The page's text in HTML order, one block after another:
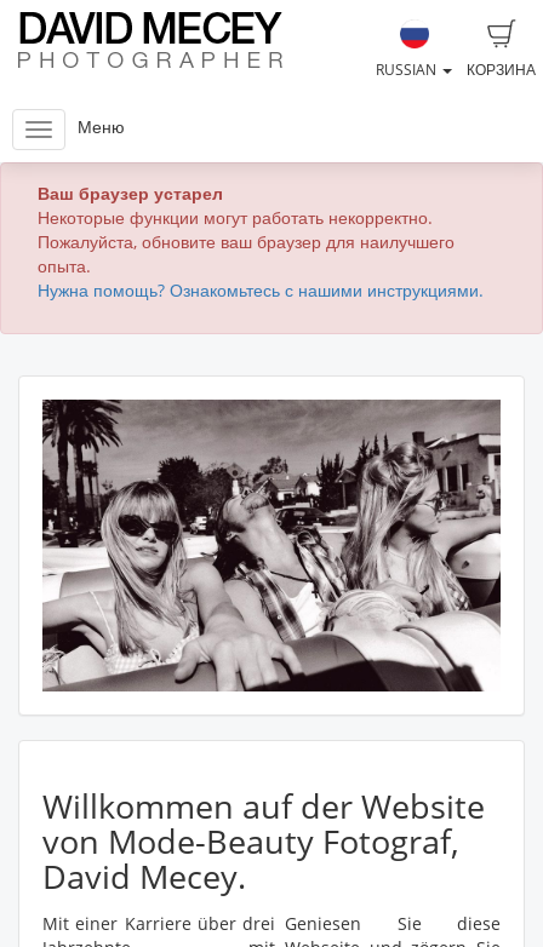
КОРЗИНА
RUSSIAN
Меню
Ваш браузер устарел
Некоторые функции могут работать некорректно.
Пожалуйста, обновите ваш браузер для наилучшего
опыта.
Нужна помощь? Ознакомьтесь с нашими инструкциями.
Willkommen auf der Website
von Mode-Beauty Fotograf,
David Mecey.
Mit einer Karriere über drei Geniesen Sie diese